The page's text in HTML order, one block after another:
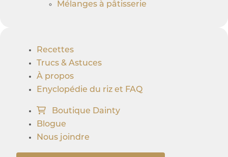
Mélanges à pâtisserie
Recettes
Trucs & Astuces
À propos
Enyclopédie du riz et FAQ
Boutique Dainty
Blogue
Nous joindre